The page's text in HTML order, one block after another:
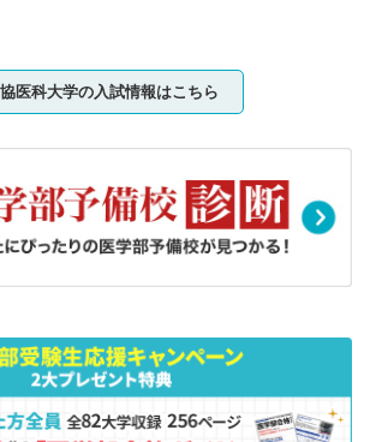
医科大学の入試情報はこちら